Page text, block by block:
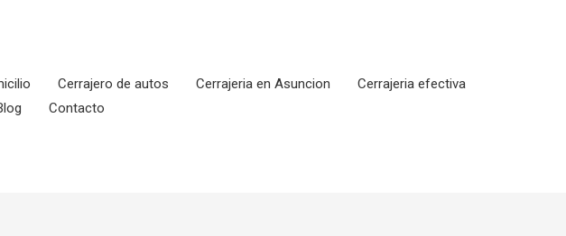
Cerrajero de autos Cerrajeria en Asuncion
Cerrajeria efectiva
Contacto